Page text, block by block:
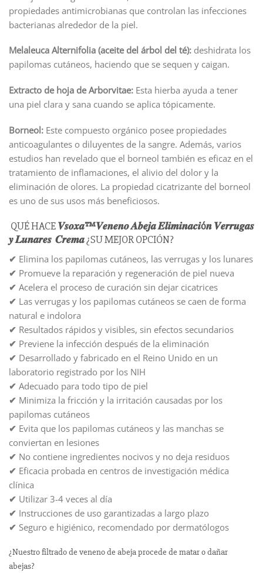
propiedades antimicrobianas que controlan las infecciones
bacterianas alrededor de la piel.
Melaleuca Alternifolia (aceite del árbol del té): deshidrata los
papilomas cutáneos, haciendo que se sequen y caigan.
Extracto de hoja de Arborvitae: Esta hierba ayuda a tener
una piel clara y sana cuando se aplica tópicamente.
Borneol: Este compuesto orgánico posee propiedades
anticoagulantes o diluyentes de la sangre. Además, varios
estudios han revelado que el borneol también es eficaz en el
tratamiento de inflamaciones, el alivio del dolor y la
eliminación de olores. La propiedad cicatrizante del borneol
es uno de sus usos más beneficiosos.
QUÉ HACE𝑽𝒔𝒐𝒙𝒂™𝑽𝒆𝒏𝒆𝒏𝒐 𝑨𝒃𝒆𝒋𝒂 𝑬𝒍𝒊𝒎𝒊𝒏𝒂𝒄𝒊ó𝒏 𝑽𝒆𝒓𝒓𝒖𝒈𝒂𝒔
𝒚 𝑳𝒖𝒏𝒂𝒓𝒆𝒔 𝑪𝒓𝒆𝒎𝒂¿SU MEJOR OPCIÓN?
✔ Elimina los papilomas cutáneos, las verrugas y los lunares
✔ Promueve la reparación y regeneración de piel nueva
✔ Acelera el proceso de curación sin dejar cicatrices
✔ Las verrugas y los papilomas cutáneos se caen de forma
natural e indolora
✔ Resultados rápidos y visibles, sin efectos secundarios
✔ Previene la infección después de la eliminación
✔ Desarrollado y fabricado en el Reino Unido en un
laboratorio registrado por los NIH
✔ Adecuado para todo tipo de piel
✔ Minimiza la fricción y la irritación causadas por los
papilomas cutáneos
✔ Evita que los papilomas cutáneos y las manchas se
conviertan en lesiones
✔ No contiene ingredientes nocivos y no deja residuos
✔ Eficacia probada en centros de investigación médica
clínica
✔ Utilizar 3-4 veces al día
✔ Instrucciones de uso garantizadas a largo plazo
✔ Seguro e higiénico, recomendado por dermatólogos
¿Nuestro filtrado de veneno de abeja procede de matar o dañar
abejas?